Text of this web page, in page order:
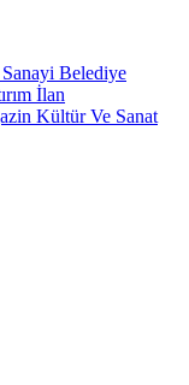
Belediye
İlan
Kültür Ve Sanat